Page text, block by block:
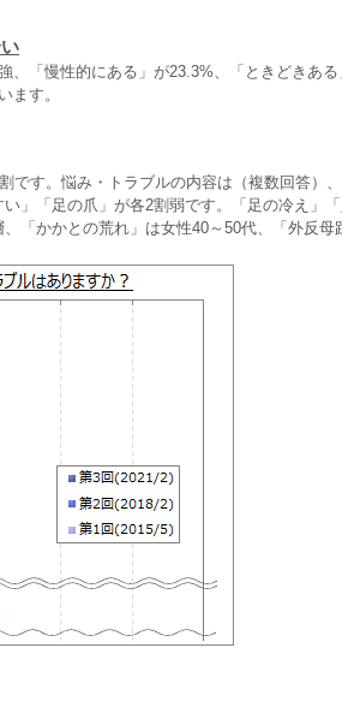
、「慢性的にある」が23.3%、「ときどきあ
ます。
です。悩み・トラブルの内容は（複数回答）
」「足の爪」が各2割弱です。「足の冷え」「
「かかとの荒れ」は女性40～50代、「外反母